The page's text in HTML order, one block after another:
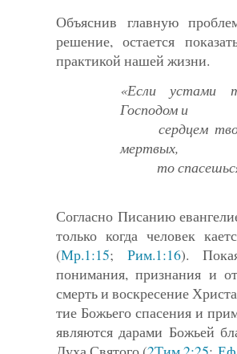
Объяснив главную
решение, остается
практикой нашей жизни.
«Если устами
Господом и
сердцем
мертвых,
то
Согласно Писанию
только когда человек
(Мр.1:15; Рим.1:16).
понимания, признания и
смерть и воскресение
тие Божьего спасения и
являются дарами Божьей